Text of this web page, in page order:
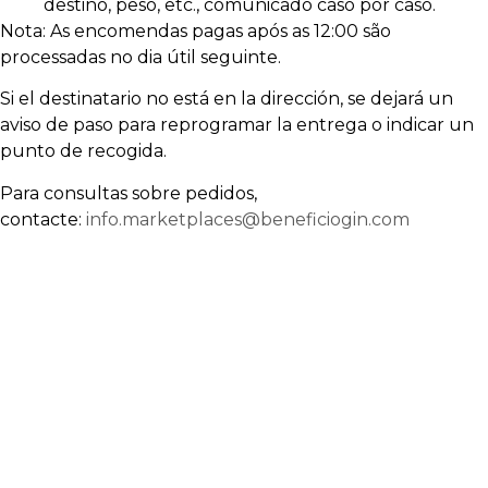
destino, peso, etc., comunicado caso por caso.
Nota: As encomendas pagas após as 12:00 são
processadas no dia útil seguinte.
Si el destinatario no está en la dirección, se dejará un
aviso de paso para reprogramar la entrega o indicar un
punto de recogida.
Para consultas sobre pedidos,
contacte: info.marketplaces@beneficiogin.com